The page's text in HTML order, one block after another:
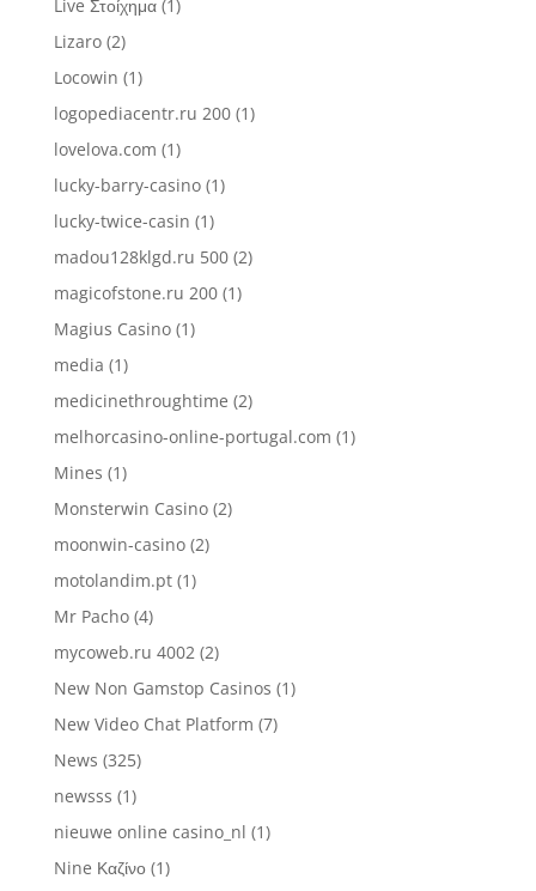
Live Στοίχημα(1)
Lizaro(2)
Locowin (1)
logopediacentr.ru 200(1)
lovelova.com (1)
lucky-barry-casino(1)
lucky-twice-casin (1)
madou128klgd.ru 500(2)
magicofstone.ru 200(1)
Magius Casino(1)
media (1)
medicinethroughtime (2)
melhorcasino-online-portugal.com (1)
Mines (1)
Monsterwin Casino(2)
moonwin-casino(2)
motolandim.pt(1)
Mr Pacho(4)
mycoweb.ru 4002(2)
New Non Gamstop Casinos (1)
New Video Chat Platform (7)
News (325)
newsss (1)
nieuwe online casino_nl (1)
Nine Καζίνο(1)